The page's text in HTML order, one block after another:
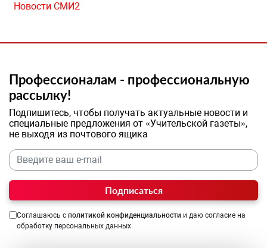
Новости СМИ2
Профессионалам - профессиональную
рассылку!
Подпишитесь, чтобы получать актуальные новости и
специальные предложения от «Учительской газеты»,
не выходя из почтового ящика
Подписаться
Соглашаюсь с политикой конфиденциальности и даю согласие на
обработку персональных данных